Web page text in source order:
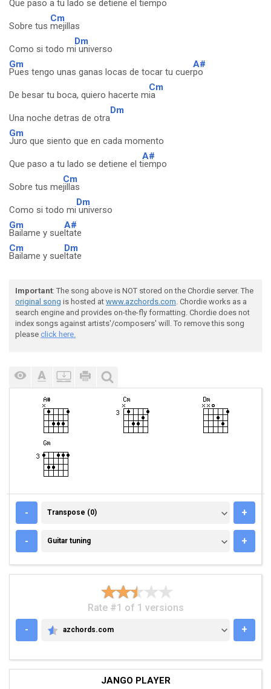
Que paso a tu lado se detiene el tiempo
Sobre tus
Cm
mejillas
Como si todo m
Dm
i universo
Gm
Pues tengo unas ganas locas de tocar tu cuer
A#
po
De besar tu boca, quiero hacerte m
Cm
ia
Una noche detras de otra
Dm
Gm
Juro que siento que en cada momento
Que paso a tu lado se detiene el t
A#
iempo
Sobre tus me
Cm
jillas
Como si todo mi
Dm
universo
Gm
Bailame y sue
A#
ltate
Cm
Bailame y sue
Dm
ltate
Important: The song above is NOT stored on the Chordie server. The
original song is hosted at www.azchords.com. Chordie works as a
search engine and provides on-the-fly formatting. Chordie does not
index songs against artists'/composers' will. To remove this song
please click here.
- TRANSPOSE (0)
Transpose (0) +
- GUITAR TUNING
Guitar tuning +
Rate #1 of 1 versions
-
AZCHORDS.COM
azchords.com +
JANGO PLAYER